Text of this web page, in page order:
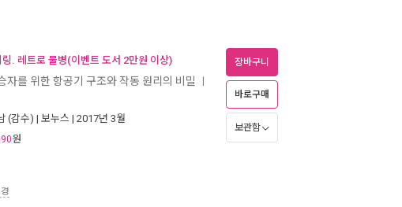
. 레트로 물병(이벤트 도서 2만원 이상)
자를 위한 항공기 구조와 작동 원리의 비밀
(감수) | 보누스 | 2017년 3월
원
장바구니
바로구매
보관함